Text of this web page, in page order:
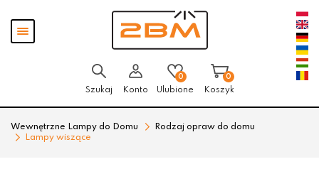
Pokaż
menu
Szukaj Konto
0
Ulubione
0
Koszyk
Wewnętrzne Lampy do Domu
Rodzaj opraw do domu
Lampy wiszące